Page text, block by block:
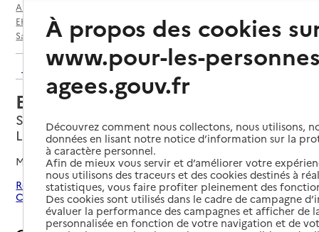
Annuaire EHPAD et maisons de retraite
EHPAD par département
Indre-et-Loire (37)
Saint-Christophe-sur-le-Nais
EHPAD La Croix Papillon
Retour aux résultats de l'annuaire
EHPAD La Croix Papillon
Saint-Christophe-sur-le-Nais, INDRE-ET-
LOIRE
Mis à jour le03/01/2025
Rechercher les établissements autour de Saint-
Christophe-sur-le-Nais
À propos des cookies
www.pour-les-
agees.gouv.fr
Découvrez comment nous collectons, nous utilisons,
données en lisant notre notice d’information sur la
à caractère personnel.
Afin de mieux vous servir et d’améliorer votre
nous utilisons des traceurs et des cookies destinés à
statistiques, vous faire profiter pleinement des
Des cookies sont utilisés dans le cadre de campagne
évaluer la performance des campagnes et afficher de
personnalisée en fonction de votre navigation et de